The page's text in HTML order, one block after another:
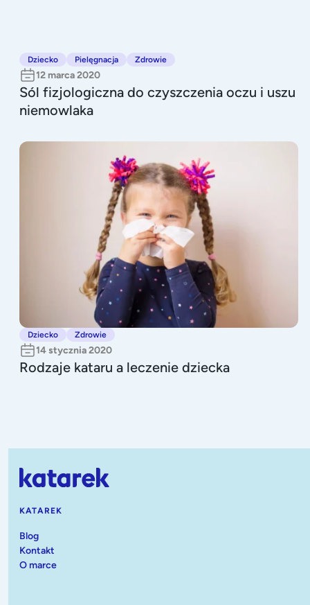
Dziecko Pielęgnacja Zdrowie
12 marca 2020
Sól fizjologiczna do czyszczenia oczu i uszu
niemowlaka
Rodzaje kataru a leczenie dziecka
Dziecko Zdrowie
14 stycznia 2020
Rodzaje kataru a leczenie dziecka
KATAREK
Blog
Kontakt
O marce